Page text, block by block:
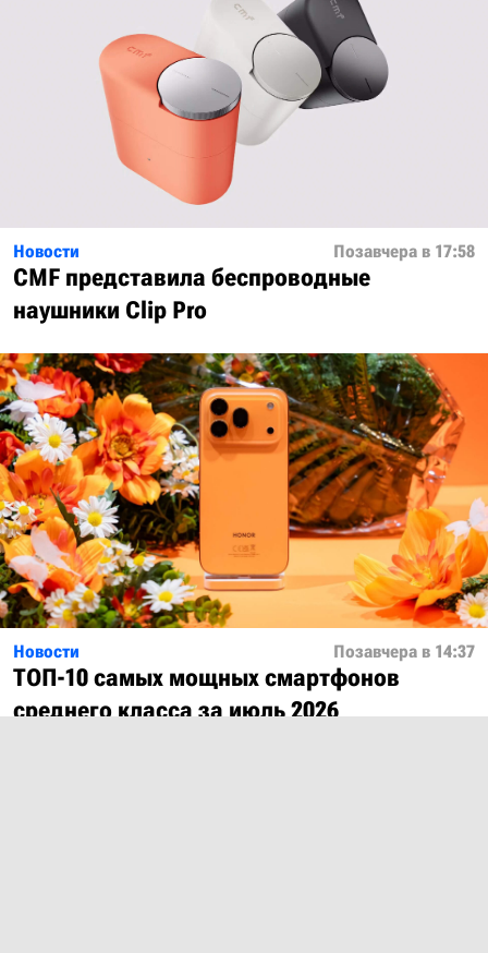
Новости Позавчера в 17:58
CMF представила беспроводные
наушники Clip Pro
Новости Позавчера в 14:37
ТОП-10 самых мощных смартфонов
среднего класса за июль 2026